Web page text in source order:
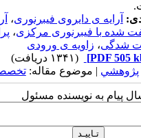
آرایه ی دایروی فیبرنوری،
شده با فیبرنوری مرکزی،
شدگی،زاویه ی ورودی
| موضوع مقاله:
پیام به نویسنده مسئول